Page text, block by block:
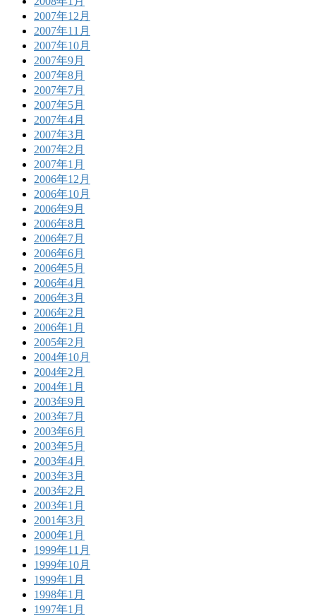
2007年12月
2007年11月
2007年10月
2007年9月
2007年8月
2007年7月
2007年5月
2007年4月
2007年3月
2007年2月
2007年1月
2006年12月
2006年10月
2006年9月
2006年8月
2006年7月
2006年6月
2006年5月
2006年4月
2006年3月
2006年2月
2006年1月
2005年2月
2004年10月
2004年2月
2004年1月
2003年9月
2003年7月
2003年6月
2003年5月
2003年4月
2003年3月
2003年2月
2003年1月
2001年3月
2000年1月
1999年11月
1999年10月
1999年1月
1998年1月
1997年1月